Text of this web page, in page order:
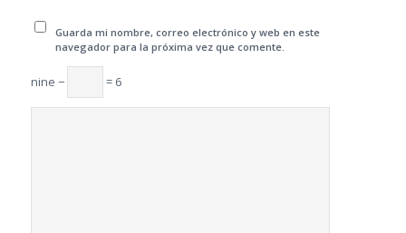
Guarda mi nombre, correo electrónico y web en este
navegador para la próxima vez que comente.
nine − = 6